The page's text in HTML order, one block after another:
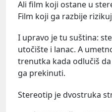
Ali film koji ostane u
Film koji ga razbije
I upravo je tu suština:
utočište i lanac. A
trenutka kada odlučiš
ga prekinuti.
Stereotip je dvostruka